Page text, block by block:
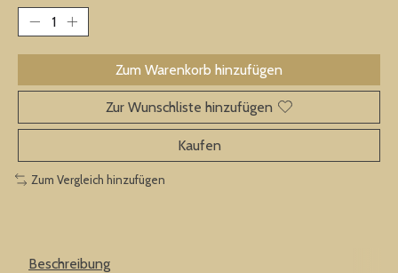
Zum Warenkorb hinzufügen
Zur Wunschliste hinzufügen
Kaufen
Zum Vergleich hinzufügen
Beschreibung